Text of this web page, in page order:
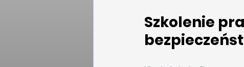
Szkolenie